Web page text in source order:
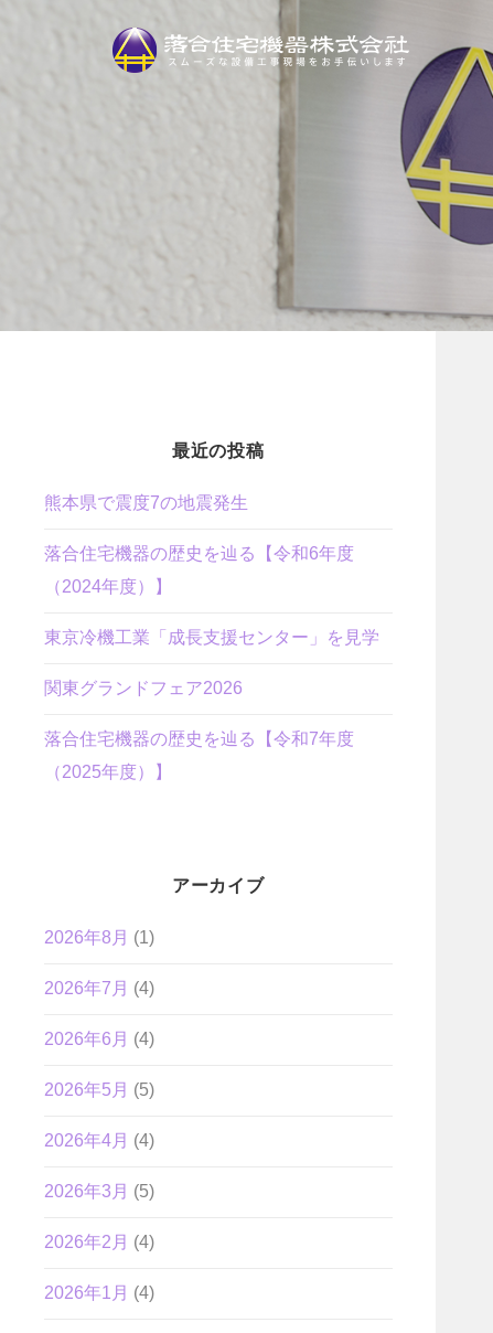
最近の投稿
熊本県で震度7の地震発生
落合住宅機器の歴史を辿る【令和6年度
（2024年度）】
東京冷機工業「成長支援センター」を見学
関東グランドフェア2026
落合住宅機器の歴史を辿る【令和7年度
（2025年度）】
アーカイブ
2026年8月 (1)
2026年7月 (4)
2026年6月 (4)
2026年5月 (5)
2026年4月 (4)
2026年3月 (5)
2026年2月 (4)
2026年1月 (4)